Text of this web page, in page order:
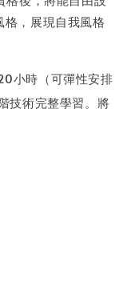
，展現自我風格
小時（可彈性安排
技術完整學習。將